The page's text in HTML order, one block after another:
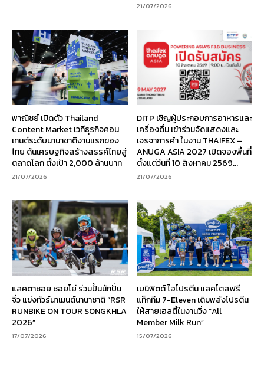
21/07/2026
พาณิชย์ เปิดตัว Thailand
Content Market เวทีธุรกิจคอน
เทนต์ระดับนานาชาติงานแรกของ
ไทย ดันเศรษฐกิจสร้างสรรค์ไทยสู่
ตลาดโลก ตั้งเป้า 2,000 ล้านบาท
21/07/2026
DITP เชิญผู้ประกอบการอาหารและ
เครื่องดื่ม เข้าร่วมจัดแสดงและ
เจรจาการค้า ในงาน THAIFEX –
ANUGA ASIA 2027 เปิดจองพื้นที่
ตั้งแต่วันที่ 10 สิงหาคม 2569...
21/07/2026
แลคตาซอย ซอยโย่ ร่วมปั้นนักปั่น
จิ๋ว แข่งทัวร์นาเมนต์นานาชาติ “RSR
RUNBIKE ON TOUR SONGKHLA
2026”
17/07/2026
เบนิฟิตต์ ไฮโปรตีน แลคโตสฟรี
แท็กทีม 7-Eleven เติมพลังโปรตีน
ให้สายเฮลตี้ในงานวิ่ง “All
Member Milk Run”
15/07/2026